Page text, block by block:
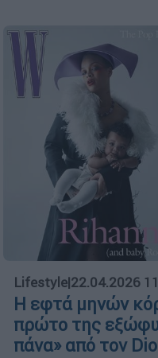
Lifestyle|22.04.2026
Η εφτά μηνών
πρώτο της
πάνα» από τον